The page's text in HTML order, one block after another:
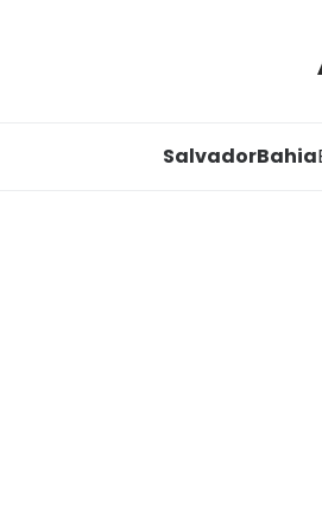
SalvadorBahia